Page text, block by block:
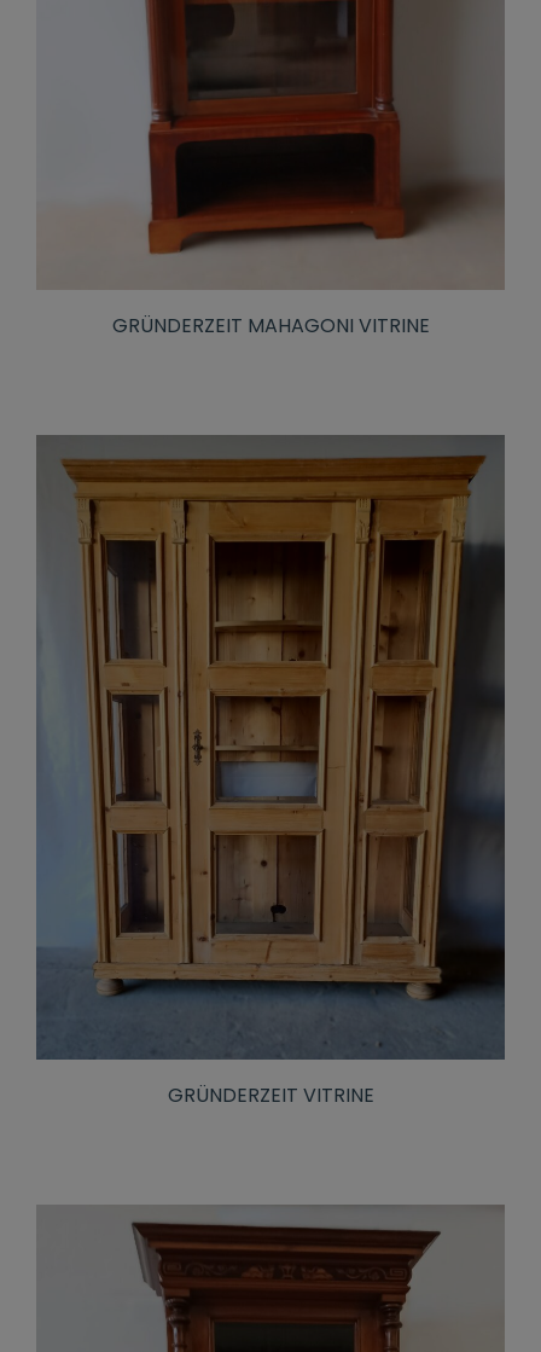
GRÜNDERZEIT MAHAGONI VITRINE
GRÜNDERZEIT VITRINE